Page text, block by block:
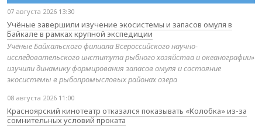
07 августа 2026 13:30
Учёные завершили изучение экосистемы и запасов омуля в
Байкале в рамках крупной экспедиции
Учёные Байкальского филиала Всероссийского научно-
исследовательского института рыбного хозяйства и океанографии»
изучили динамику формирования запасов омуля и состояние
экосистемы в рыбопромысловых районах озера
08 августа 2026 11:00
Красноярский кинотеатр отказался показывать «Колобка» из-за
сомнительных условий проката